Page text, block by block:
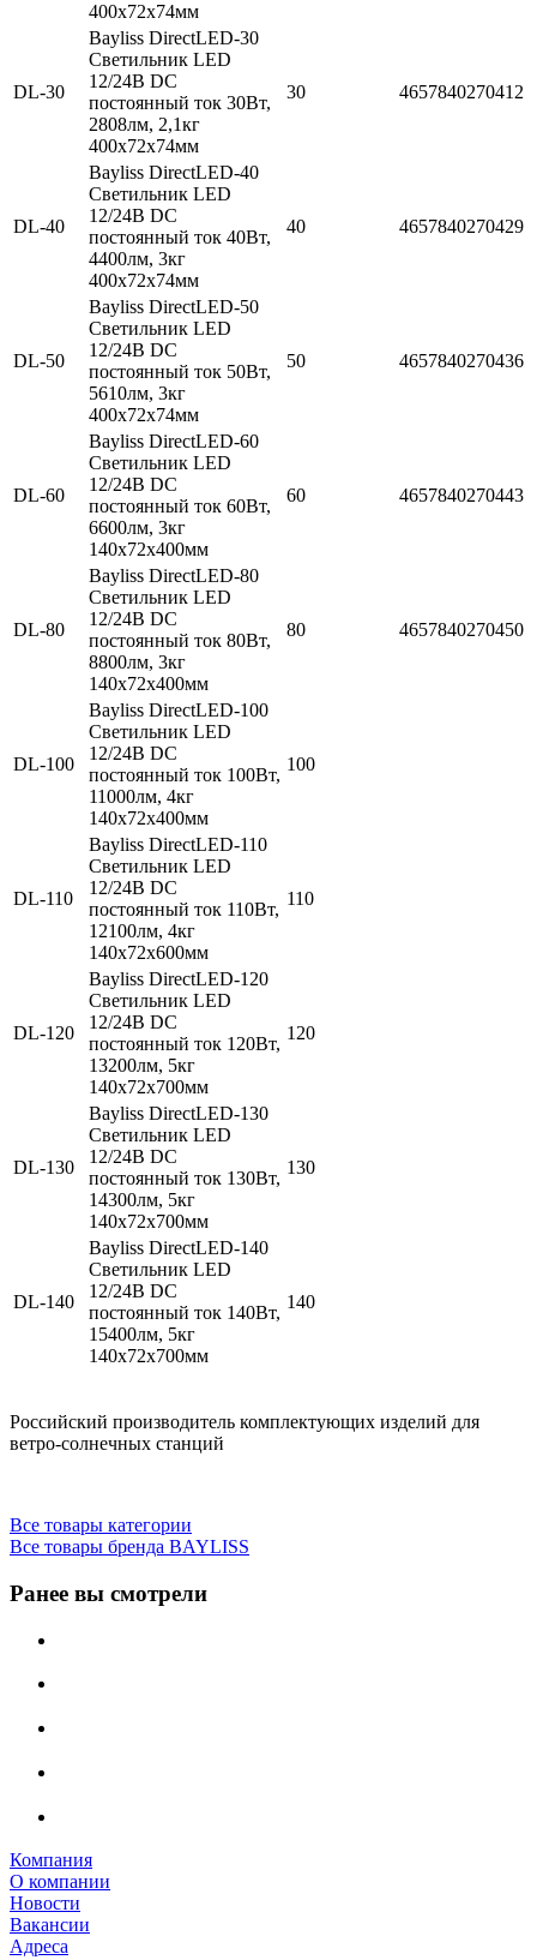
400х72х74мм
DL-30
Bayliss DirectLED-30
Cветильник LED
12/24В DC
постоянный ток 30Вт,
2808лм, 2,1кг
400х72х74мм
30 4657840270412
DL-40
Bayliss DirectLED-40
Cветильник LED
12/24В DC
постоянный ток 40Вт,
4400лм, 3кг
400х72х74мм
40 4657840270429
DL-50
Bayliss DirectLED-50
Cветильник LED
12/24В DC
постоянный ток 50Вт,
5610лм, 3кг
400х72х74мм
50 4657840270436
DL-60
Bayliss DirectLED-60
Cветильник LED
12/24В DC
постоянный ток 60Вт,
6600лм, 3кг
140х72х400мм
60 4657840270443
DL-80
Bayliss DirectLED-80
Cветильник LED
12/24В DC
постоянный ток 80Вт,
8800лм, 3кг
140х72х400мм
80 4657840270450
DL-100
Bayliss DirectLED-100
Cветильник LED
12/24В DC
постоянный ток 100Вт,
11000лм, 4кг
140х72х400мм
100
DL-110
Bayliss DirectLED-110
Cветильник LED
12/24В DC
постоянный ток 110Вт,
12100лм, 4кг
140х72х600мм
110
DL-120
Bayliss DirectLED-120
Cветильник LED
12/24В DC
постоянный ток 120Вт,
13200лм, 5кг
140х72х700мм
120
DL-130
Bayliss DirectLED-130
Cветильник LED
12/24В DC
постоянный ток 130Вт,
14300лм, 5кг
140х72х700мм
130
DL-140
Bayliss DirectLED-140
Cветильник LED
12/24В DC
постоянный ток 140Вт,
15400лм, 5кг
140х72х700мм
140
Российский производитель комплектующих изделий для
ветро-солнечных станций
Все товары категории
Все товары бренда BAYLISS
Ранее вы смотрели
Компания
О компании
Новости
Вакансии
Адреса